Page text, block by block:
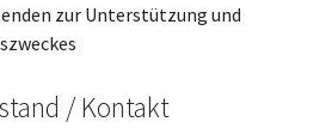
zur Unterstützung und
/ Kontakt